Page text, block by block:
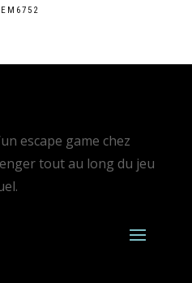
escape game chez
tout au long du jeu